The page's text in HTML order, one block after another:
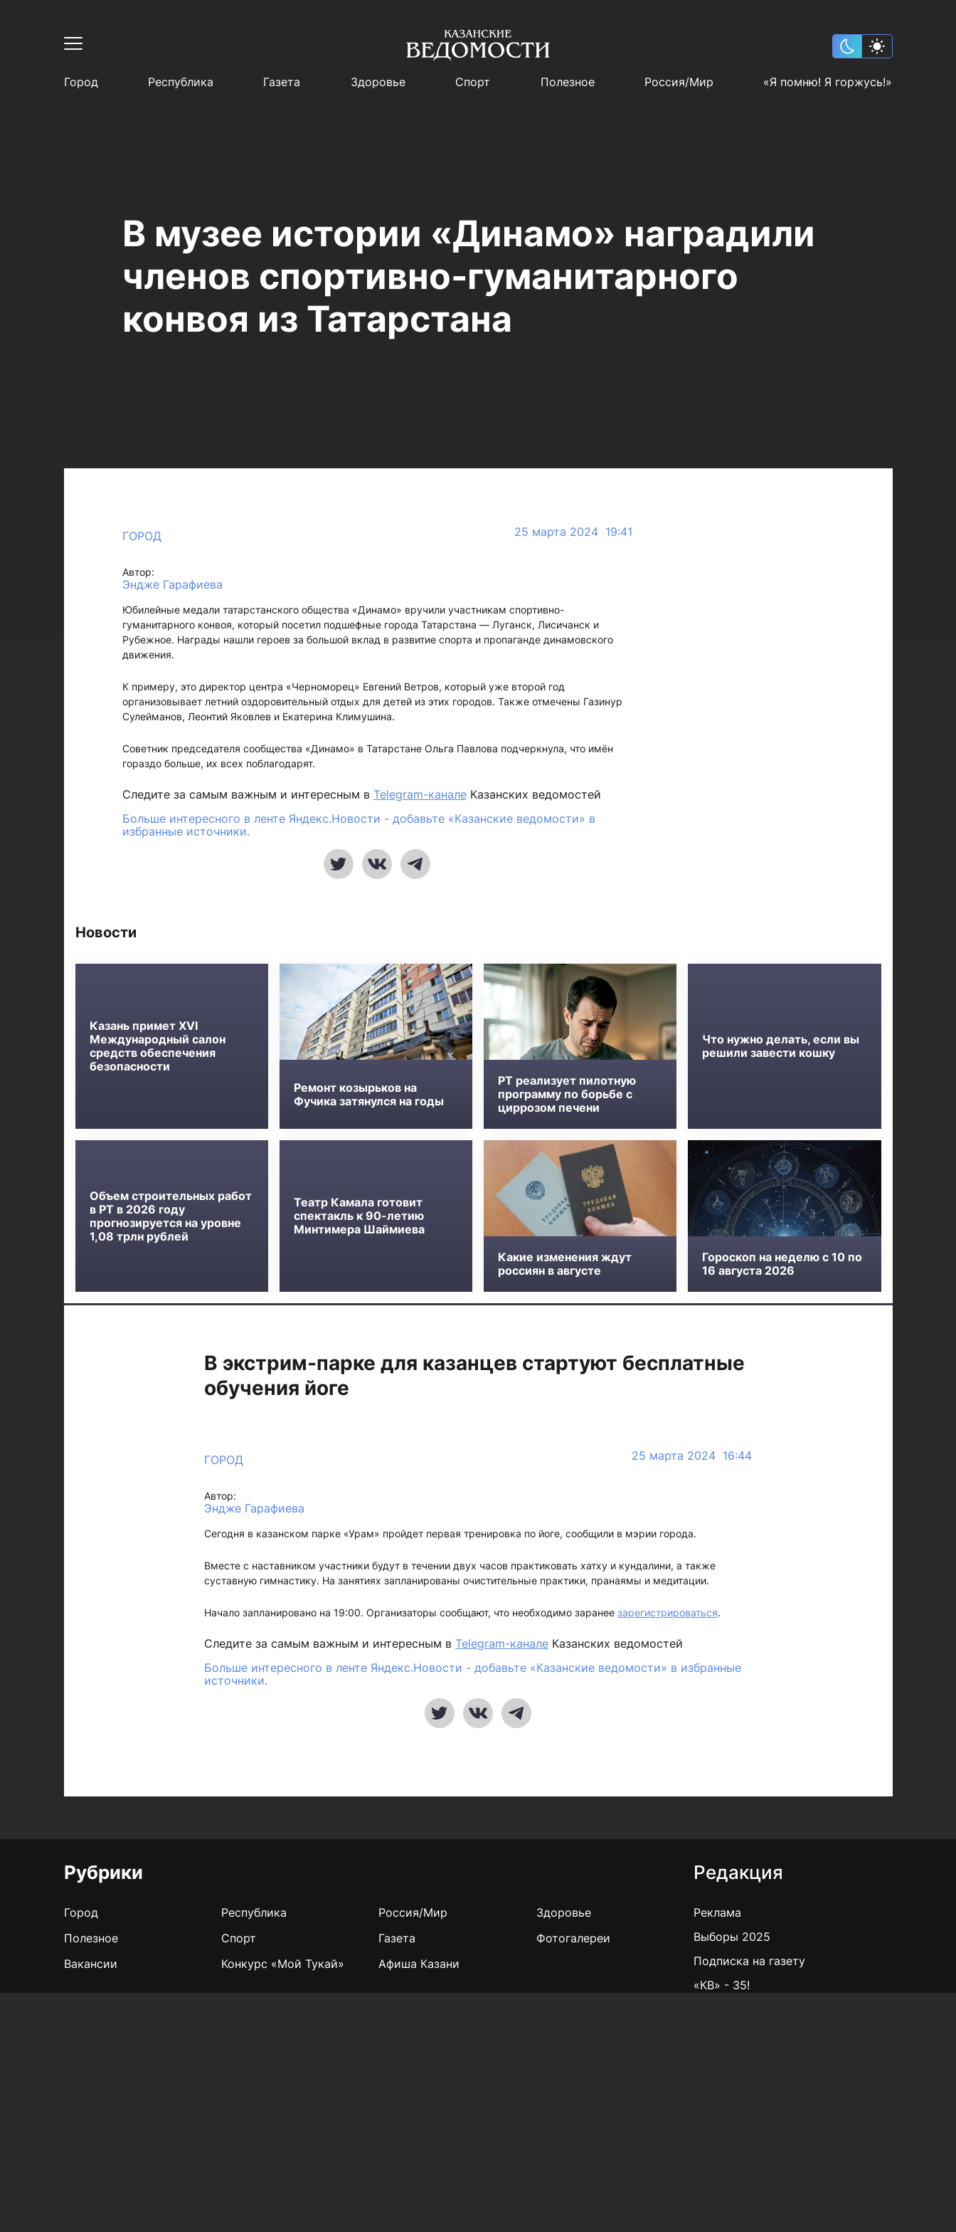
Город Республика Газета Здоровье Спорт Полезное Россия/Мир «Я помню! Я горжусь!»
В музее истории «Динамо» наградили
членов спортивно-гуманитарного
конвоя из Татарстана
ГОРОД 25 марта 2024 19:41
Автор:
Эндже Гарафиева
Юбилейные медали татарстанского общества «Динамо» вручили участникам спортивно-
гуманитарного конвоя, который посетил подшефные города Татарстана — Луганск, Лисичанск и
Рубежное. Награды нашли героев за большой вклад в развитие спорта и пропаганде динамовского
движения.
К примеру, это директор центра «Черноморец» Евгений Ветров, который уже второй год
организовывает летний оздоровительный отдых для детей из этих городов. Также отмечены Газинур
Сулейманов, Леонтий Яковлев и Екатерина Климушина.
Советник председателя сообщества «Динамо» в Татарстане Ольга Павлова подчеркнула, что имён
гораздо больше, их всех поблагодарят.
Следите за самым важным и интересным в Telegram-каналеКазанских ведомостей
Больше интересного в ленте Яндекс.Новости - добавьте «Казанские ведомости» в
избранные источники.
Новости
Казань примет XVI
Международный салон
средств обеспечения
безопасности
Ремонт козырьков на
Фучика затянулся на годы
РТ реализует пилотную
программу по борьбе с
циррозом печени
Что нужно делать, если вы
решили завести кошку
Объем строительных работ
в РТ в 2026 году
прогнозируется на уровне
1,08 трлн рублей
Театр Камала готовит
спектакль к 90-летию
Минтимера Шаймиева
Какие изменения ждут
россиян в августе
Гороскоп на неделю с 10 по
16 августа 2026
В экстрим-парке для казанцев стартуют бесплатные
обучения йоге
ГОРОД 25 марта 2024 16:44
Автор:
Эндже Гарафиева
Сегодня в казанском парке «Урам» пройдет первая тренировка по йоге, сообщили в мэрии города.
Вместе с наставником участники будут в течении двух часов практиковать хатху и кундалини, а также
суставную гимнастику. На занятиях запланированы очистительные практики, пранаямы и медитации.
Начало запланировано на 19:00. Организаторы сообщают, что необходимо заранее зарегистрироваться.
Следите за самым важным и интересным в Telegram-канале Казанских ведомостей
Больше интересного в ленте Яндекс.Новости - добавьте «Казанские ведомости» в избранные
источники.
Рубрики
Город Республика Россия/Мир
Здоровье
Полезное
Спорт Газета
Фотогалереи
Вакансии
Конкурс «Мой Тукай» Афиша Казани
Редакция
Реклама
Выборы 2025
Подписка на газету
«КВ» - 35!